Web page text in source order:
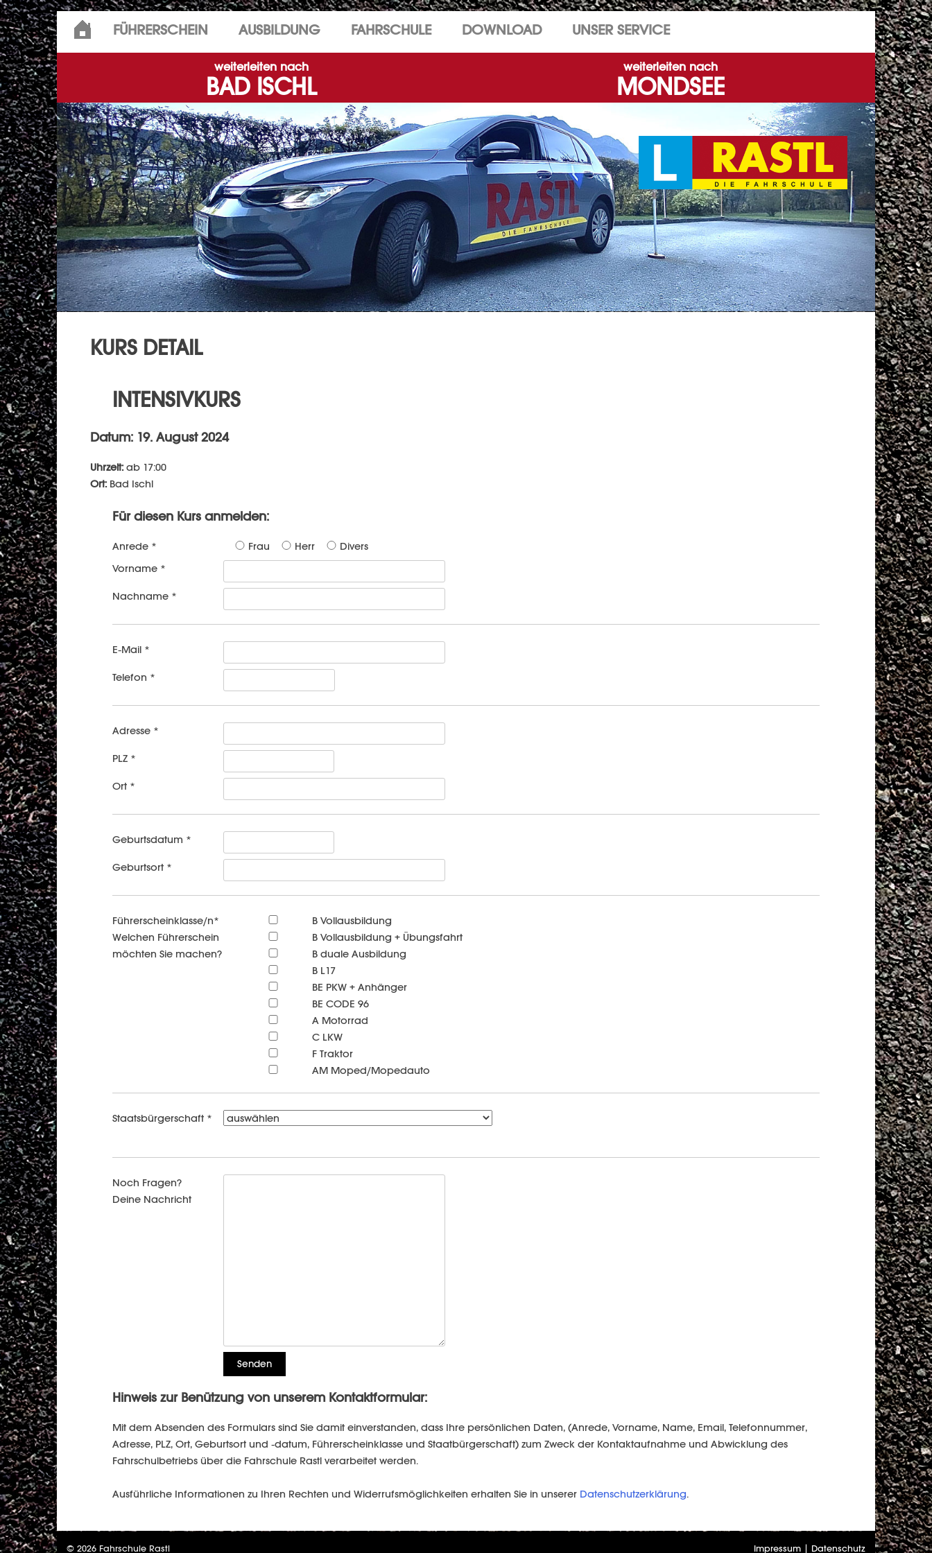
Skip
to
content
FÜHRERSCHEIN AUSBILDUNG FAHRSCHULE DOWNLOAD UNSER SERVICE
weiterleiten nach
BAD ISCHL
weiterleiten nach
MONDSEE
KURS DETAIL
INTENSIVKURS
Datum: 19. August 2024
Uhrzeit: ab 17:00
Ort: Bad Ischl
Für diesen Kurs anmelden:
Anrede * Frau Herr
Divers
Vorname *
Nachname *
E-Mail *
Telefon *
Adresse *
PLZ *
Ort *
Geburtsdatum *
Geburtsort *
Führerscheinklasse/n*
Welchen Führerschein
möchten Sie machen?
B Vollausbildung
B Vollausbildung + Übungsfahrt
B duale Ausbildung
B L17
BE PKW + Anhänger
BE CODE 96
A Motorrad
C LKW
F Traktor
AM Moped/Mopedauto
Staatsbürgerschaft *
Noch Fragen?
Deine Nachricht
Hinweis zur Benützung von unserem Kontaktformular:
Mit dem Absenden des Formulars sind Sie damit einverstanden, dass Ihre persönlichen Daten, (Anrede, Vorname, Name, Email, Telefonnummer,
Adresse, PLZ, Ort, Geburtsort und -datum, Führerscheinklasse und Staatbürgerschaft) zum Zweck der Kontaktaufnahme und Abwicklung des
Fahrschulbetriebs über die Fahrschule Rastl verarbeitet werden.
Ausführliche Informationen zu Ihren Rechten und Widerrufsmöglichkeiten erhalten Sie in unserer Datenschutzerklärung.
© 2026 Fahrschule Rastl Impressum| Datenschutz